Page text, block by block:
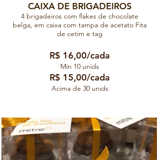
CAIXA DE BRIGADEIROS
4 brigadeiros com flakes de chocolate
belga, em caixa com tampa de acetato Fita
de cetim e tag
R$ 16,00/cada
Min 10 unids
R$ 15,00/cada
Acima de 30 unids